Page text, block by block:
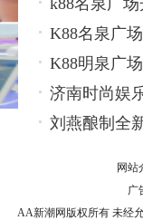
k88名泉广
K88名泉广
K88明泉广
济南时尚娱
刘燕酿制全
网站
广
AA新潮网版权所有 未经